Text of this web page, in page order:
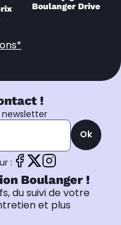
Boulanger Drive
!
Ok
:
Boulanger !
du suivi de votre
et plus